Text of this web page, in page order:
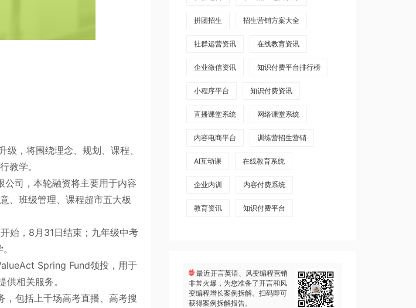
，将围绕理念、规划、课程、
教学。
司，本轮融资将主要用于内容
、班级管理、课程超市五大板
始，8月31日结束；九年级中考
Spring Fund领投，用于
相关服务。
，包括上千场高考直播、高考搜
拼团招生 招生营销方案大全
社群运营资讯 在线教育资讯
企业微信资讯 知识付费平台排行榜
小程序平台 知识付费资讯
直播课堂系统 网络课堂系统
内容电商平台 训练营招生营销
AI互动课 在线教育系统
企业内训 内容付费系统
教育资讯 知识付费平台
最近开言英语、风变编程营销
非常火爆，为您准备了开言和风
变编程增长案例拆解。扫码即可
获得案例拆解报告。